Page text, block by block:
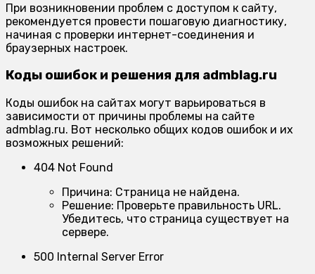
При возникновении проблем с доступом к сайту,
рекомендуется провести пошаговую диагностику,
начиная с проверки интернет-соединения и
браузерных настроек.
Коды ошибок и решения для admblag.ru
Коды ошибок на сайтах могут варьироваться в
зависимости от причины проблемы на сайте
admblag.ru. Вот несколько общих кодов ошибок и их
возможных решений:
404 Not Found
Причина: Страница не найдена.
Решение: Проверьте правильность URL.
Убедитесь, что страница существует на
сервере.
500 Internal Server Error